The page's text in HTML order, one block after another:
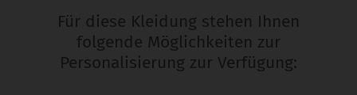
Für diese Kleidung stehen Ihnen
folgende Möglichkeiten zur
Personalisierung zur Verfügung: